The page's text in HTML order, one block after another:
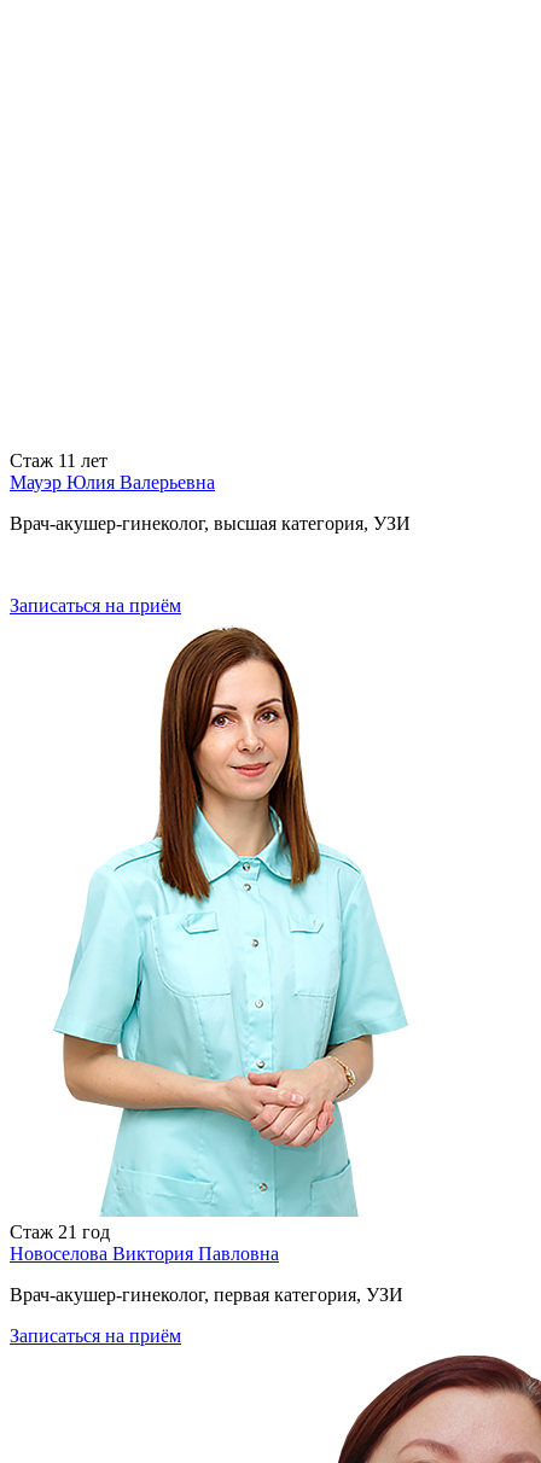
Стаж 11 лет
Мауэр Юлия Валерьевна
Врач-акушер-гинеколог, высшая категория, УЗИ
Записаться на приём
Стаж 21 год
Новоселова Виктория Павловна
Врач-акушер-гинеколог, первая категория, УЗИ
Записаться на приём